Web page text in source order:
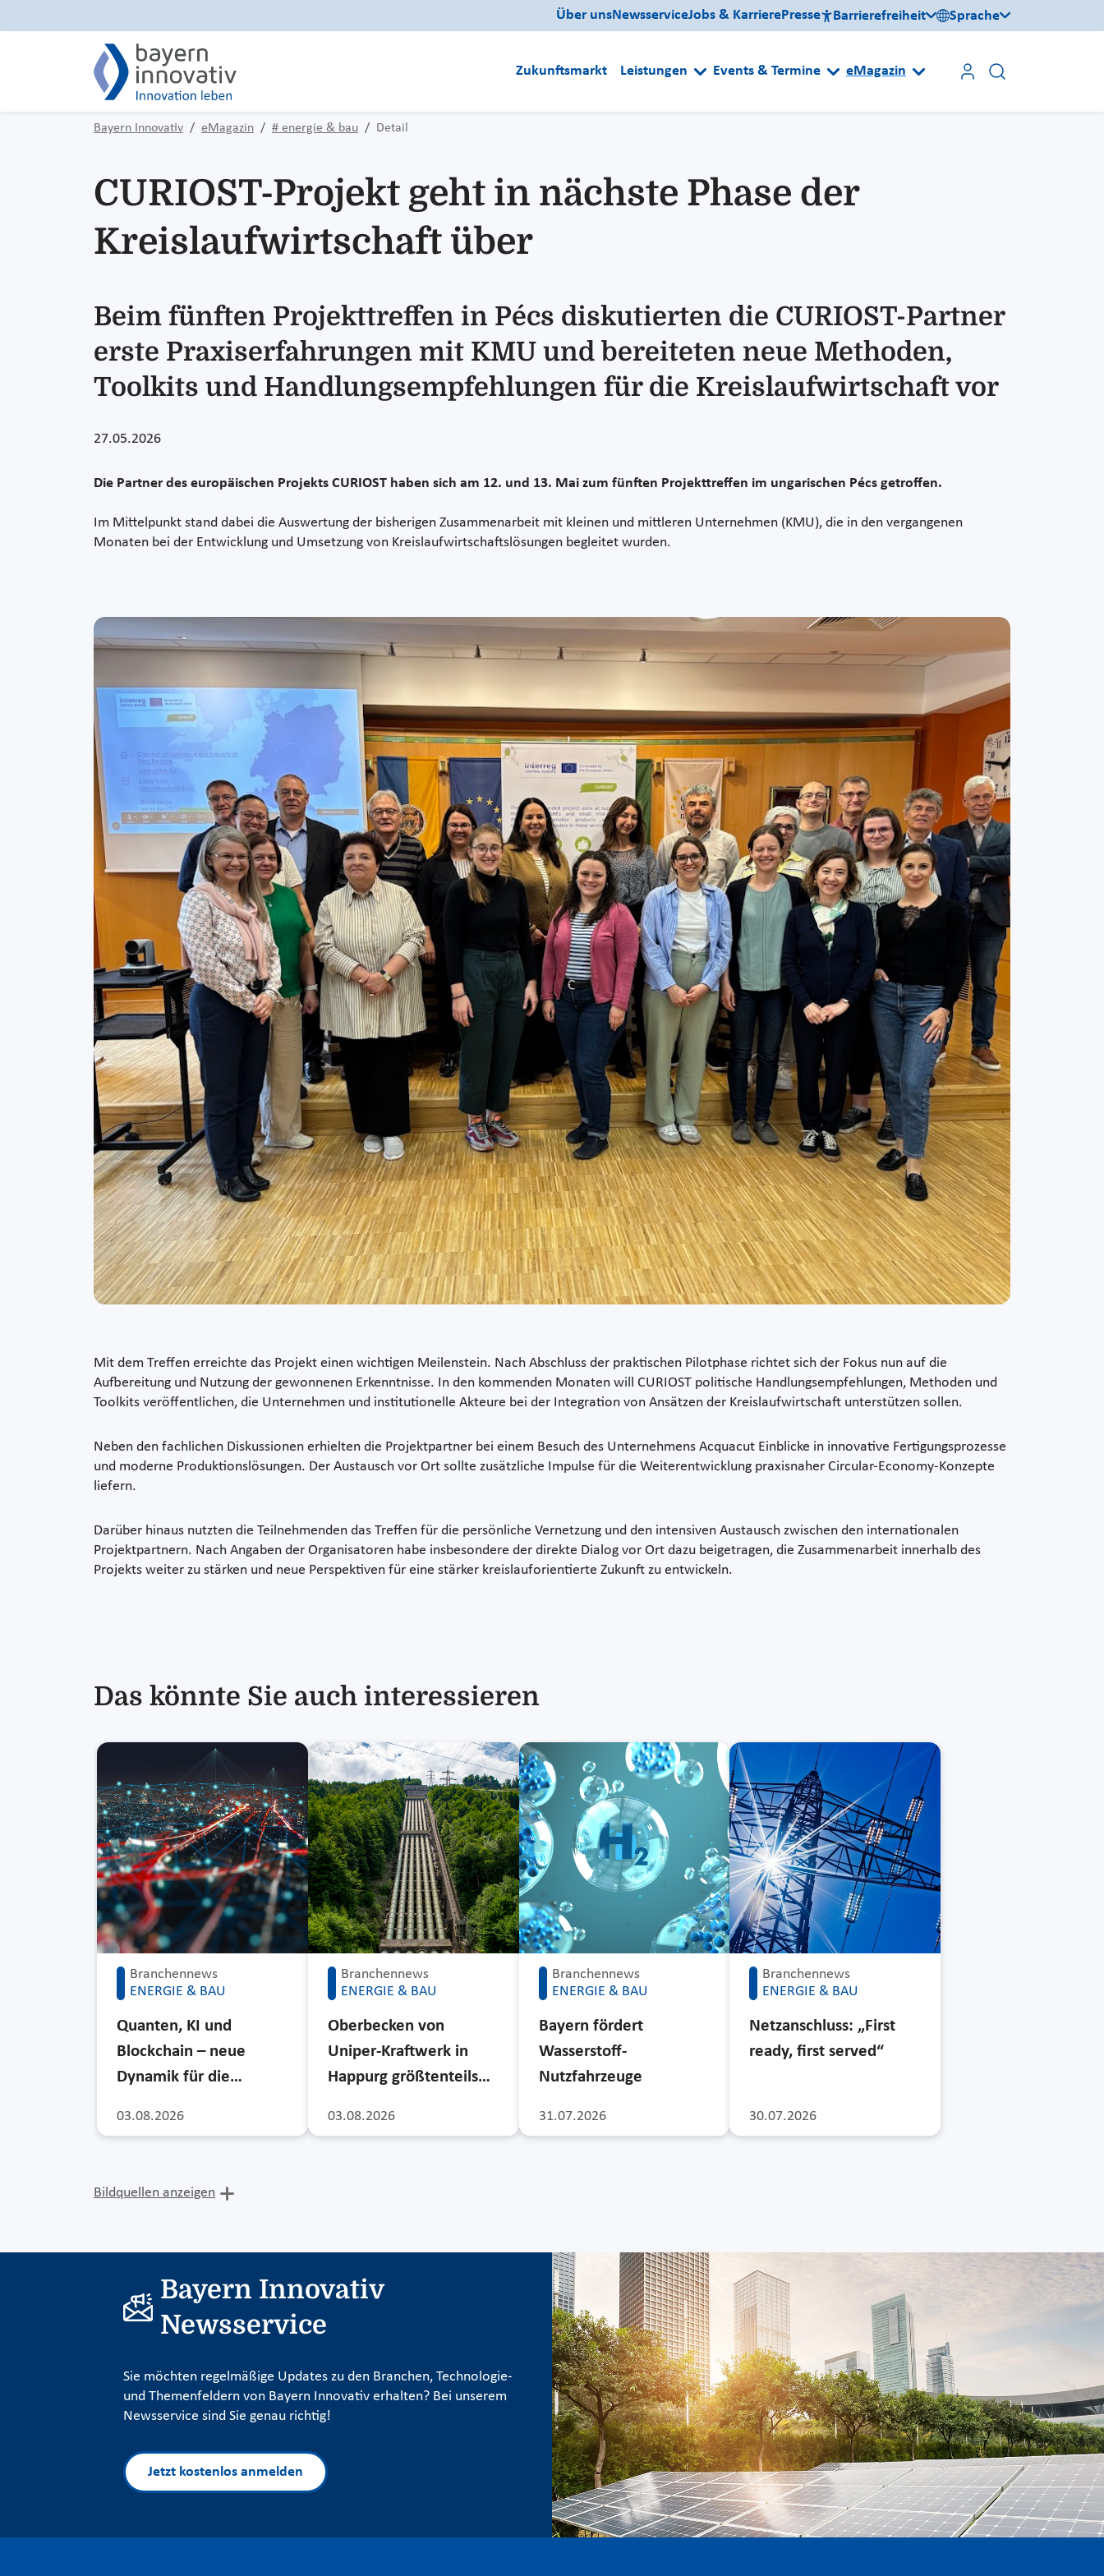
Über unsNewsserviceJobs & KarrierePresse Barrierefreiheit Sprache
Zukunftsmarkt Leistungen Events & Termine eMagazin
Bayern Innovativ eMagazin # energie & bau Detail
CURIOST-Projekt geht in nächste Phase der
Kreislaufwirtschaft über
Beim fünften Projekttreffen in Pécs diskutierten die CURIOST-Partner
erste Praxiserfahrungen mit KMU und bereiteten neue Methoden,
Toolkits und Handlungsempfehlungen für die Kreislaufwirtschaft vor
27.05.2026
Die Partner des europäischen Projekts CURIOST haben sich am 12. und 13. Mai zum fünften Projekttreffen im ungarischen Pécs getroffen.
Im Mittelpunkt stand dabei die Auswertung der bisherigen Zusammenarbeit mit kleinen und mittleren Unternehmen (KMU), die in den vergangenen
Monaten bei der Entwicklung und Umsetzung von Kreislaufwirtschaftslösungen begleitet wurden.
Mit dem Treffen erreichte das Projekt einen wichtigen Meilenstein. Nach Abschluss der praktischen Pilotphase richtet sich der Fokus nun auf die
Aufbereitung und Nutzung der gewonnenen Erkenntnisse. In den kommenden Monaten will CURIOST politische Handlungsempfehlungen, Methoden und
Toolkits veröffentlichen, die Unternehmen und institutionelle Akteure bei der Integration von Ansätzen der Kreislaufwirtschaft unterstützen sollen.
Neben den fachlichen Diskussionen erhielten die Projektpartner bei einem Besuch des Unternehmens Acquacut Einblicke in innovative Fertigungsprozesse
und moderne Produktionslösungen. Der Austausch vor Ort sollte zusätzliche Impulse für die Weiterentwicklung praxisnaher Circular-Economy-Konzepte
liefern.
Darüber hinaus nutzten die Teilnehmenden das Treffen für die persönliche Vernetzung und den intensiven Austausch zwischen den internationalen
Projektpartnern. Nach Angaben der Organisatoren habe insbesondere der direkte Dialog vor Ort dazu beigetragen, die Zusammenarbeit innerhalb des
Projekts weiter zu stärken und neue Perspektiven für eine stärker kreislauforientierte Zukunft zu entwickeln.
Das könnte Sie auch interessieren
Branchennews
ENERGIE & BAU
03.08.2026
Quanten, KI und
Blockchain – neue
Dynamik für die…
Branchennews
ENERGIE & BAU
03.08.2026
Oberbecken von
Uniper-Kraftwerk in
Happurg größtenteils…
Branchennews
ENERGIE & BAU
31.07.2026
Bayern fördert
Wasserstoff-
Nutzfahrzeuge
Branchennews
ENERGIE & BAU
30.07.2026
Netzanschluss: „First
ready, first served“
Bildquellen anzeigen
Bayern Innovativ
Newsservice
Sie möchten regelmäßige Updates zu den Branchen, Technologie-
und Themenfeldern von Bayern Innovativ erhalten? Bei unserem
Newsservice sind Sie genau richtig!
Jetzt kostenlos anmelden